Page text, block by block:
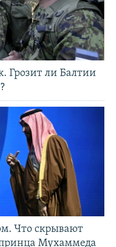
Грозит ли Балтии
Что скрывают
Мухаммеда